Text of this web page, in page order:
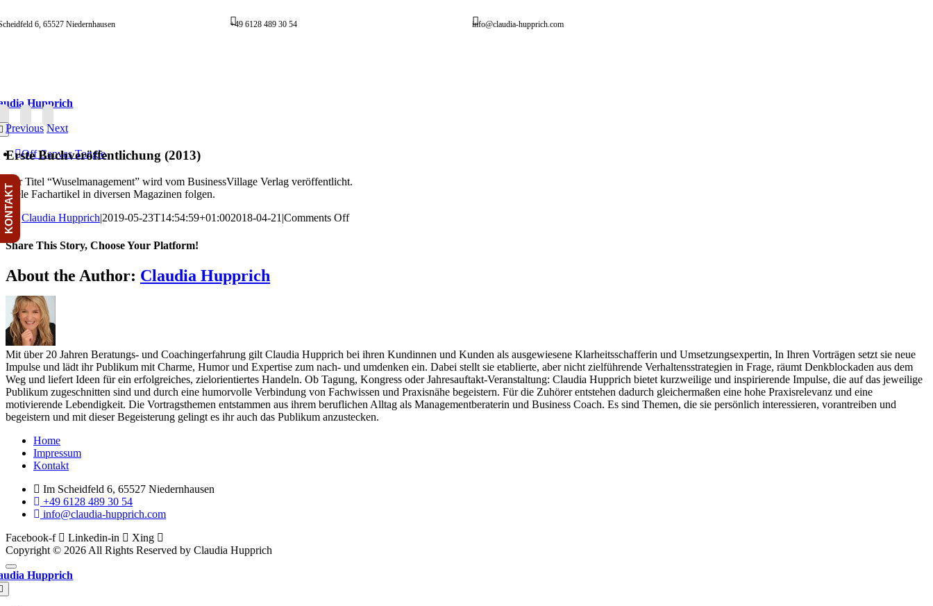
to
6, 65527 Niedernhausen +49 6128 489 30 54 info@claudia-hupprich.com
Hupprich
Off Canvas Toggle
Previous Next
Erste Buchveröffentlichung (2013)
Der Titel “Wuselmanagement” wird vom BusinessVillage Verlag veröffentlicht.
Viele Fachartikel in diversen Magazinen folgen.
By Claudia Hupprich|2019-05-23T14:54:59+01:002018-04-21|Comments Offon
Share This Story, Choose Your Platform!
Facebook
Twitter
Reddit
LinkedIn
WhatsApp
Telegram
Tumblr
Pinterest
Vk
Xing
Email
About the Author: Claudia Hupprich
Mit über 20 Jahren Beratungs- und Coachingerfahrung gilt Claudia Hupprich bei ihren Kundinnen und Kunden als ausgewiesene Klarheitsschafferin und Umsetzungsexpertin, In Ihren Vorträgen setzt sie neue
Impulse und lädt ihr Publikum mit Charme, Humor und Expertise zum nach- und umdenken ein. Dabei stellt sie etablierte, aber nicht zielführende Verhaltensstrategien in Frage, räumt Denkblockaden aus dem
Weg und liefert Ideen für ein erfolgreiches, zielorientiertes Handeln. Ob Tagung, Kongress oder Jahresauftakt-Veranstaltung: Claudia Hupprich bietet kurzweilige und inspirierende Impulse, die auf das jeweilige
Publikum zugeschnitten sind und durch eine humorvolle Verbindung von Fachwissen und Praxisnähe begeistern. Für die Zuhörer entstehen dadurch gleichermaßen eine hohe Praxisrelevanz und eine
motivierende Lebendigkeit. Die Vortragsthemen entstammen aus ihrem beruflichen Alltag als Managementberaterin und Business Coach. Es sind Themen, die sie persönlich interessieren, vorantreiben und
begeistern und mit dieser Begeisterung gelingt es ihr auch das Publikum anzustecken.
Menu
Home
Impressum
Kontakt
Im Scheidfeld 6, 65527 Niedernhausen
+49 6128 489 30 54
info@claudia-hupprich.com
Facebook-f
Linkedin-in
Xing
Copyright © 2026 All Rights Reserved by Claudia Hupprich
Hupprich
KONTAKT